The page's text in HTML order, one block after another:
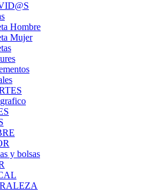
Hombre
Mujer
y bolsas